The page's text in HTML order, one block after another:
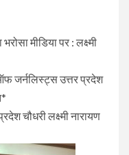
मीडिया पर : लक्ष्मी
जर्नलिस्ट्स उत्तर प्रदेश
चौधरी लक्ष्मी नारायण